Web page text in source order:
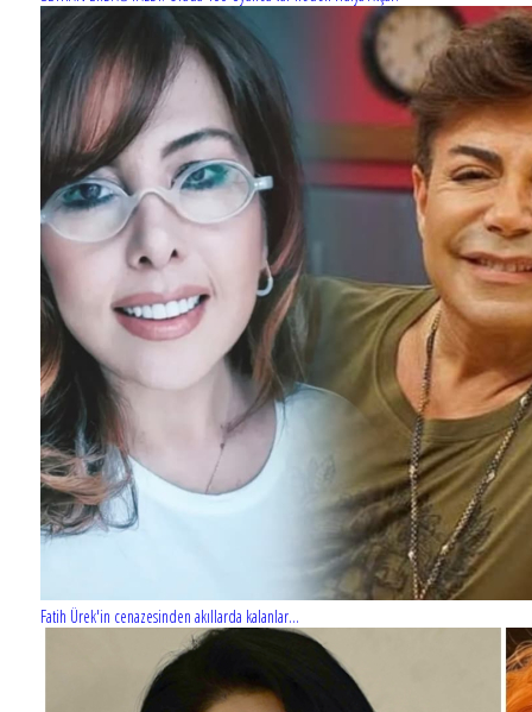
Fatih Ürek'in cenazesinden akıllarda kalanlar...